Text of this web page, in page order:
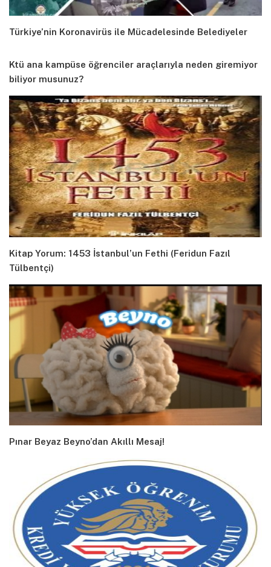
Türkiye’nin Koronavirüs ile Mücadelesinde Belediyeler
Ktü ana kampüse öğrenciler araçlarıyla neden giremiyor
biliyor musunuz?
Kitap Yorum: 1453 İstanbul’un Fethi (Feridun Fazıl
Tülbentçi)
Pınar Beyaz Beyno’dan Akıllı Mesaj!